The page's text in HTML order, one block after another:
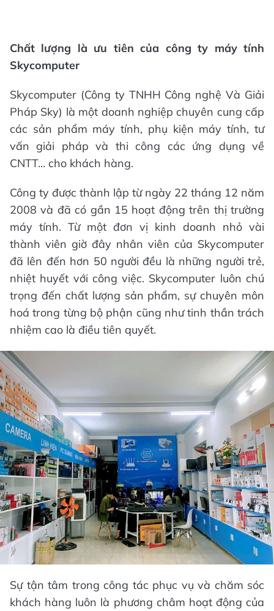
Chất lượng là ưu tiên của công ty máy tính
Skycomputer
Skycomputer (Công ty TNHH Công nghệ Và Giải
Pháp Sky) là một doanh nghiệp chuyên cung cấp
các sản phẩm máy tính, phụ kiện máy tính, tư
vấn giải pháp và thi công các ứng dụng về
CNTT... cho khách hàng.
Công ty được thành lập từ ngày 22 tháng 12 năm
2008 và đã có gần 15 hoạt động trên thị trường
máy tính. Từ một đơn vị kinh doanh nhỏ vài
thành viên giờ đây nhân viên của Skycomputer
đã lên đến hơn 50 người đều là những người trẻ,
nhiệt huyết với công việc. Skycomputer luôn chú
trọng đến chất lượng sản phẩm, sự chuyên môn
hoá trong từng bộ phận cũng như tinh thần trách
nhiệm cao là điều tiên quyết.
Sự tận tâm trong công tác phục vụ và chăm sóc
khách hàng luôn là phương châm hoạt động của